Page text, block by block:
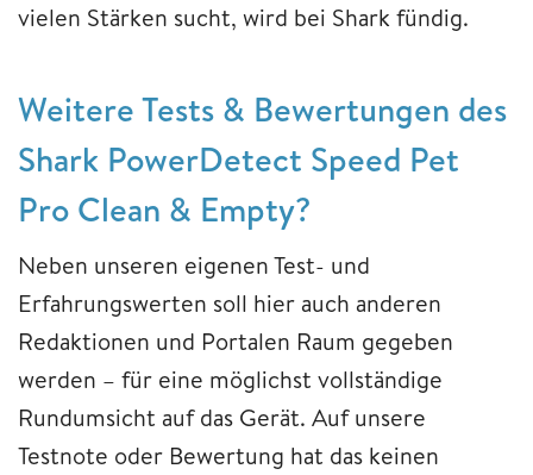
vielen Stärken sucht, wird bei Shark fündig.
Weitere Tests & Bewertungen des
Shark PowerDetect Speed Pet
Pro Clean & Empty?
Neben unseren eigenen Test- und
Erfahrungswerten soll hier auch anderen
Redaktionen und Portalen Raum gegeben
werden – für eine möglichst vollständige
Rundumsicht auf das Gerät. Auf unsere
Testnote oder Bewertung hat das keinen